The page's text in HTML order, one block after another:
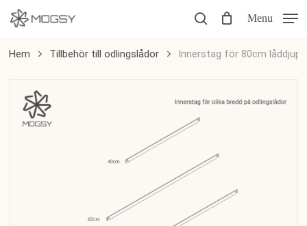
Skip
main
Menu
Hem Tillbehör till odlingslådor Innerstag för 80cm låddjup